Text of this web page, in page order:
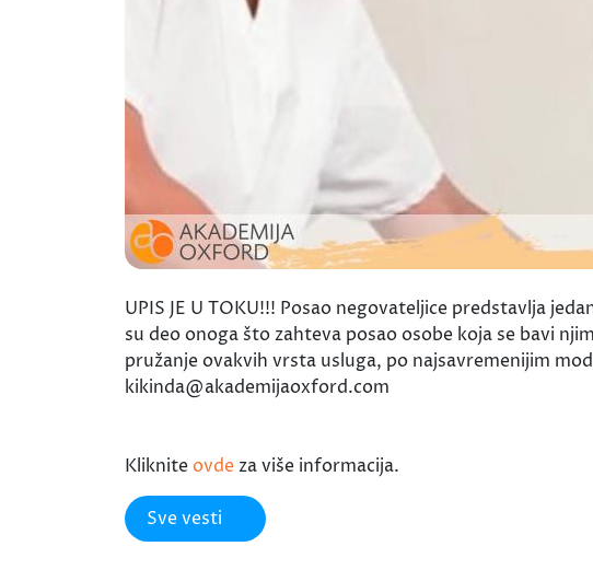
UPIS JE U TOKU!!! Posao negovateljice predstavlja
su deo onoga što zahteva posao osobe koja se bavi
pružanje ovakvih vrsta usluga, po najsavremenijim
kikinda@akademijaoxford.com
Kliknite ovde za više informacija.
Sve vesti